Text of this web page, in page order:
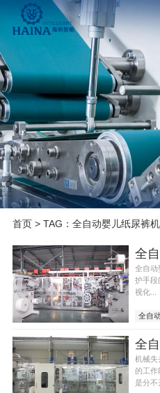
首页> TAG：全自动婴儿纸尿裤
全自动
护手段
视化...
全自
机械失
的工作
是分不